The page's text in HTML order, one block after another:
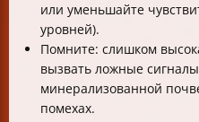
или уменьшайте
уровней).
Помните: слишком
вызвать ложные
минерализованной
помехах.